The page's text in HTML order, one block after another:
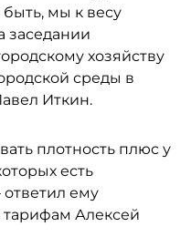
мы к весу
заседании
хозяйству
среды в
Иткин.
плотность плюс у
есть
ответил ему
тарифам Алексей